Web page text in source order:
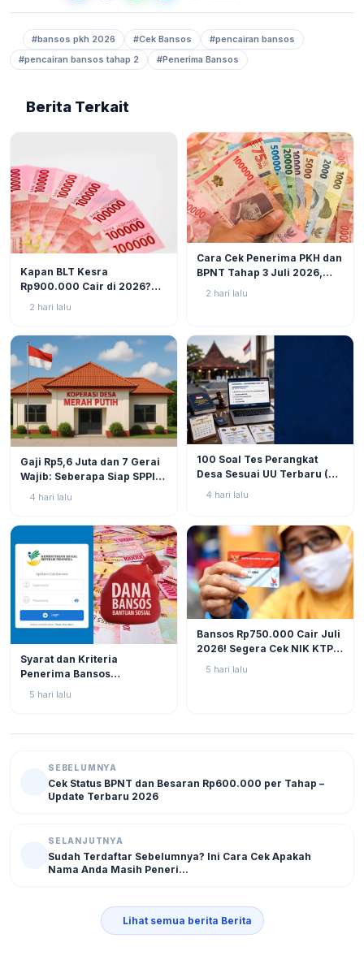
#bansos pkh 2026 #Cek Bansos
#pencairan bansos
#pencairan bansos tahap 2
#Penerima Bansos
Berita Terkait
Kapan BLT Kesra
Rp900.000 Cair di 2026?
Simak Prediksi dan
2 hari lalu
Cara Cek Penerima PKH dan
BPNT Tahap 3 Juli 2026,
Bansos Sudah Mulai Cair!
2 hari lalu
Gaji Rp5,6 Juta dan 7 Gerai
Wajib: Seberapa Siap SPPI
4 hari lalu
100 Soal Tes Perangkat
Desa Sesuai UU Terbaru (UU
4 hari lalu
Syarat dan Kriteria
Penerima Bansos
Rp750.000 Juli 2026, Cek
5 hari lalu
Bansos Rp750.000 Cair Juli
2026! Segera Cek NIK KTP
di Situs Resmi Kemensos
5 hari lalu
SEBELUMNYA
Cek Status BPNT dan Besaran Rp600.000 per Tahap –
Update Terbaru 2026
SELANJUTNYA
Sudah Terdaftar Sebelumnya? Ini Cara Cek Apakah
Nama Anda Masih Peneri...
Lihat semua berita Berita